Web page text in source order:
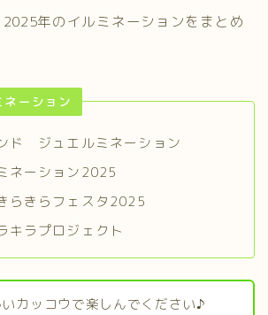
年のイルミネーションをまとめ
ーション
ド ジュエルミネーション
ネーション2025
らきらフェスタ2025
キラプロジェクト
カッコウで楽しんでください♪